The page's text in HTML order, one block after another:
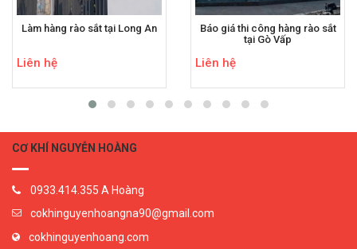
Làm hàng rào sắt tại Long An
Liên hệ
Báo giá thi công hàng rào sắt
tại Gò Vấp
Liên hệ
CƠ KHÍ NGUYỄN HOÀNG
0933.414.355 A Hoàng
cokhinguyenhoangna90@gmail.com
cokhinguyenhoang.com